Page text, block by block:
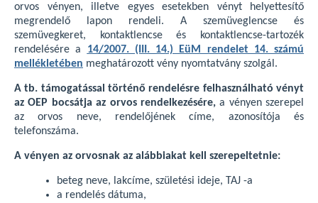
orvos vényen, illetve egyes esetekben vényt helyettesítő
megrendelő lapon rendeli. A szemüveglencse és
szemüvegkeret, kontaktlencse és kontaktlencse-tartozék
rendelésére a 14/2007. (III. 14.) EüM rendelet 14. számú
mellékletében meghatározott vény nyomtatvány szolgál.
A tb. támogatással történő rendelésre felhasználható vényt
az OEP bocsátja az orvos rendelkezésére,a vényen szerepel
az orvos neve, rendelőjének címe, azonosítója és
telefonszáma.
A vényen az orvosnak az alábbiakat kell szerepeltetnie:
beteg neve, lakcíme, születési ideje, TAJ -a
a rendelés dátuma,